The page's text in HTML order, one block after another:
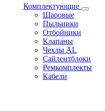
Комплектующие
Шаровые
Пыльники
Отбойники
Клапаны
Чехлы AL
Сайлентблоки
Ремкомплекты
Кабели